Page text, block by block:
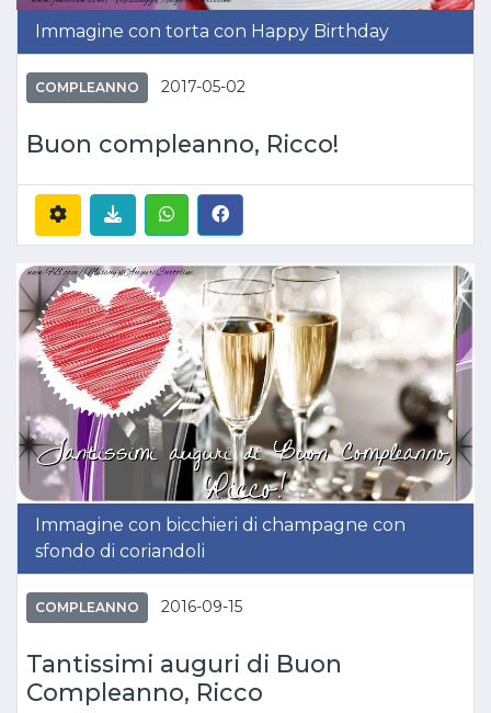
Immagine con torta con Happy Birthday
COMPLEANNO 2017-05-02
Buon compleanno, Ricco!
Immagine con bicchieri di champagne con
sfondo di coriandoli
COMPLEANNO 2016-09-15
Tantissimi auguri di Buon
Compleanno, Ricco